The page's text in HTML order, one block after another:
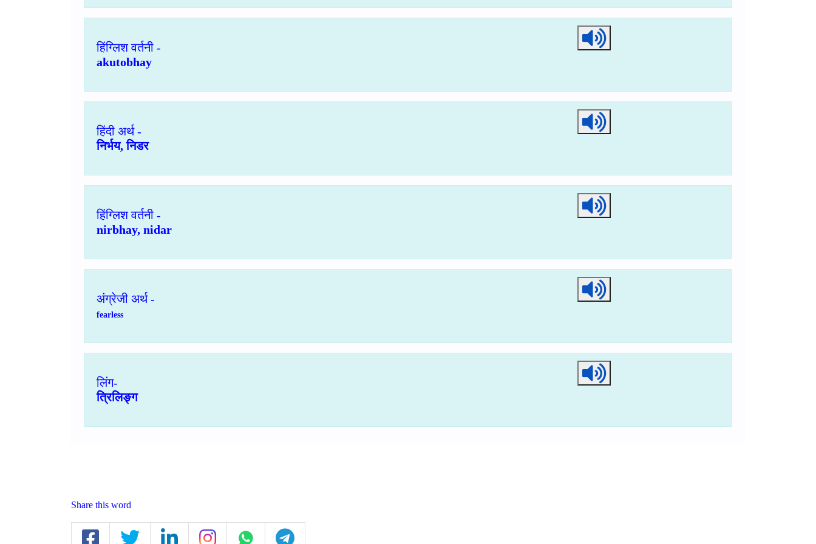
हिंग्लिश वर्तनी -
akutobhay
हिंदी अर्थ -
निर्भय, निडर
हिंग्लिश वर्तनी -
nirbhay, nidar
अंग्रेजी अर्थ -
fearless
लिंग-
त्रिलिङ्ग
Share this word